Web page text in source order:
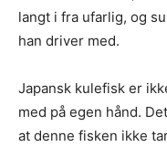
langt i fra ufarlig, og
han driver med.
Japansk kulefisk er
med på egen hånd.
at denne fisken ikke